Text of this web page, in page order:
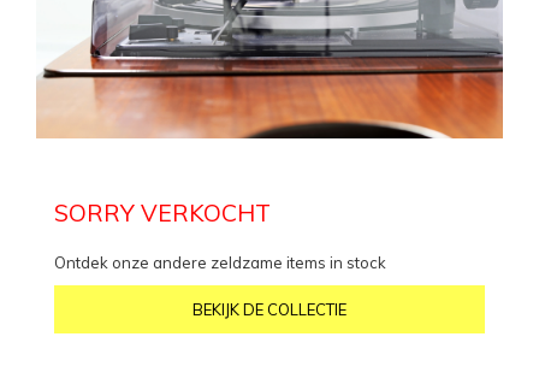
SORRY VERKOCHT
Ontdek onze andere zeldzame items in stock
BEKIJK DE COLLECTIE